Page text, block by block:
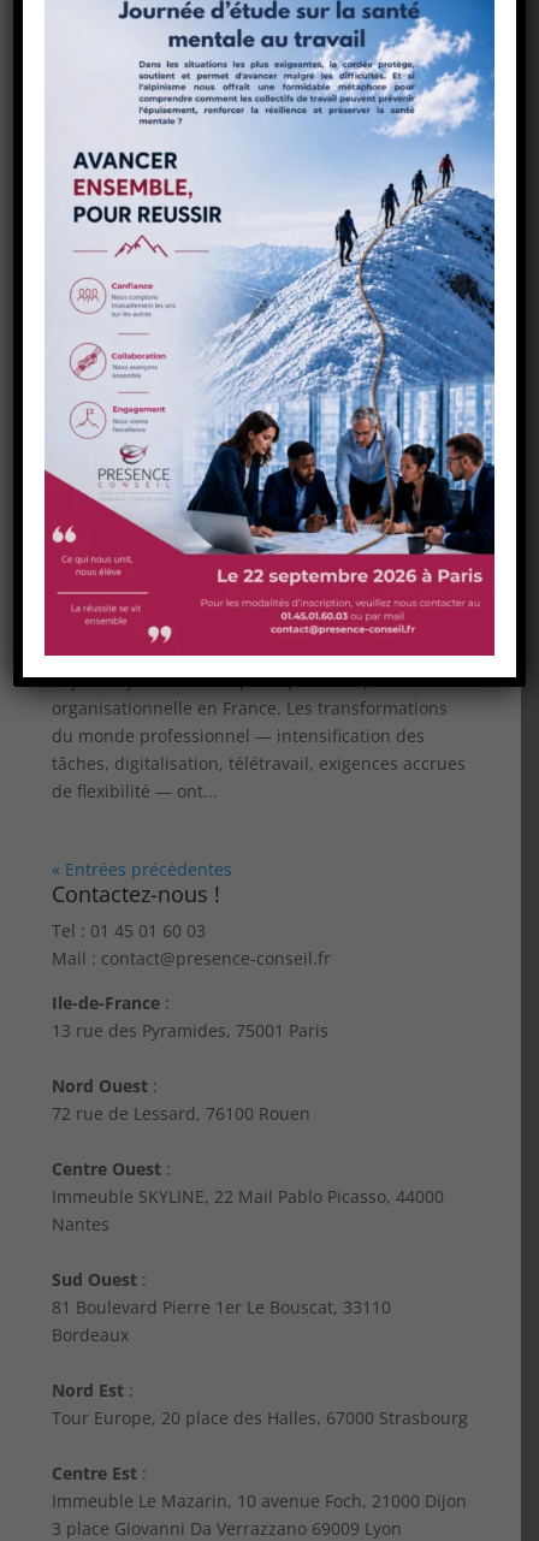
mesures de soutien pour aider les employés
concernés à traverser cette période difficile. Voici
quelques-unes des mesures de soutien offertes
par Présence Conseil : ...
Agir pour la santé mentale des soignants :
quelles stratégies pour 2025 ?
parPresence Conseil| Mai 12, 2025| Actualités,
Nos publications
La question de la santé mentale des soignants en
France en 2025 est un sujet crucial, exacerbé par
les défis persistants du système de santé et les
séquelles de la pandémie de COVID-19. État
actuel et facteurs de risque : Surcharge de travail
chronique : Le...
Quelles sont les connaissances actuelles sur
les impacts du stress au travail dans les
entreprises françaises ?
parPresence Conseil | Mai 9, 2025|Nos
publications
Introduction Le stress au travail est devenu un
enjeu majeur de santé publique et de performance
organisationnelle en France. Les transformations
du monde professionnel — intensification des
tâches, digitalisation, télétravail, exigences accrues
de flexibilité — ont...
« Entrées précédentes
Contactez-nous !
Tel : 01 45 01 60 03
Mail : contact@presence-conseil.fr
Ile-de-France :
13 rue des Pyramides, 75001 Paris
Nord Ouest :
72 rue de Lessard, 76100 Rouen
Centre Ouest :
Immeuble SKYLINE, 22 Mail Pablo Picasso, 44000
Nantes
Sud Ouest :
81 Boulevard Pierre 1er Le Bouscat, 33110
Bordeaux
Nord Est :
Tour Europe, 20 place des Halles, 67000 Strasbourg
Centre Est :
Immeuble Le Mazarin, 10 avenue Foch, 21000 Dijon
3 place Giovanni Da Verrazzano 69009 Lyon